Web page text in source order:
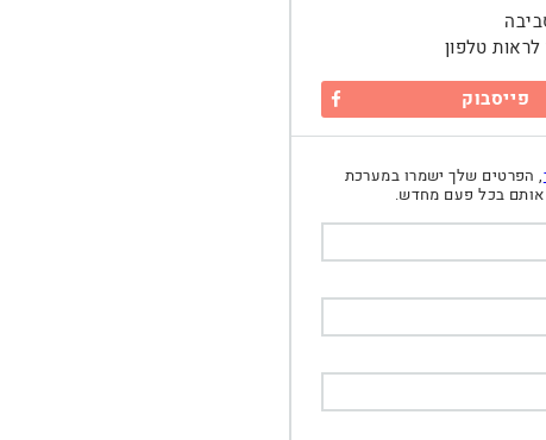
טלפון
פייסבוק
, הפרטים שלך ישמרו במערכת
אותם בכל פעם מחדש.